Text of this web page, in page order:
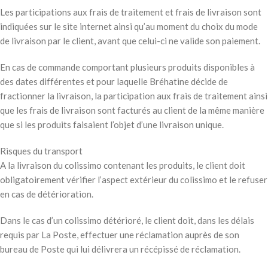
Les participations aux frais de traitement et frais de livraison sont
indiquées sur le site internet ainsi qu’au moment du choix du mode
de livraison par le client, avant que celui-ci ne valide son paiement.
En cas de commande comportant plusieurs produits disponibles à
des dates différentes et pour laquelle Bréhatine décide de
fractionner la livraison, la participation aux frais de traitement ainsi
que les frais de livraison sont facturés au client de la même manière
que si les produits faisaient l’objet d’une livraison unique.
Risques du transport
A la livraison du colissimo contenant les produits, le client doit
obligatoirement vérifier l’aspect extérieur du colissimo et le refuser
en cas de détérioration.
Dans le cas d’un colissimo détérioré, le client doit, dans les délais
requis par La Poste, effectuer une réclamation auprès de son
bureau de Poste qui lui délivrera un récépissé de réclamation.